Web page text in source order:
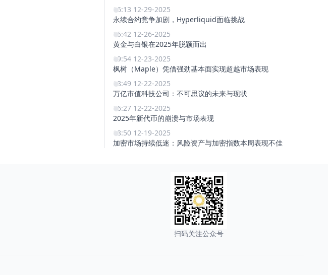
16:13 12-29-2025
永续合约竞争加剧，Hyperliquid面临挑战
15:42 12-26-2025
黄金与白银在2025年脱颖而出
19:54 12-23-2025
枫树（Maple）凭借强劲基本面实现超越市场表现
18:49 12-22-2025
万亿市值科技公司：不可思议的未来与现状
16:27 12-22-2025
2025年新代币的崩溃与市场表现
18:50 12-19-2025
加密市场持续低迷：风险资产与加密指数本周表现不佳
扫码关注公众号